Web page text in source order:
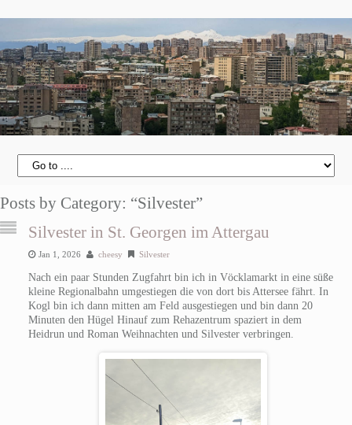
Posts by Category: “Silvester”
Silvester in St. Georgen im Attergau
Jan 1, 2026 cheesy Silvester
Nach ein paar Stunden Zugfahrt bin ich in Vöcklamarkt in eine süße
kleine Regionalbahn umgestiegen die von dort bis Attersee fährt. In
Kogl bin ich dann mitten am Feld ausgestiegen und bin dann 20
Minuten den Hügel Hinauf zum Rehazentrum spaziert in dem
Heidrun und Roman Weihnachten und Silvester verbringen.